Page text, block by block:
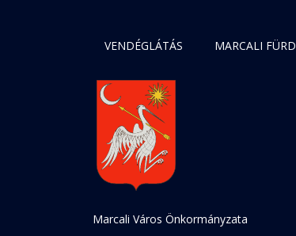
VENDÉGLÁTÁS MARCALI
Marcali Város Önkormányzata